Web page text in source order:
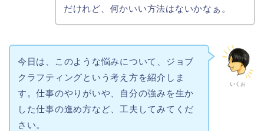
だけれど、何かいい方法はないかなぁ。
いくお
今日は、このような悩みについて、
ジョブ
クラフティングという考え方を紹介しま
す。仕事のやりがいや、自分の強みを生か
した仕事の進め方など、工夫してみてくだ
さい。